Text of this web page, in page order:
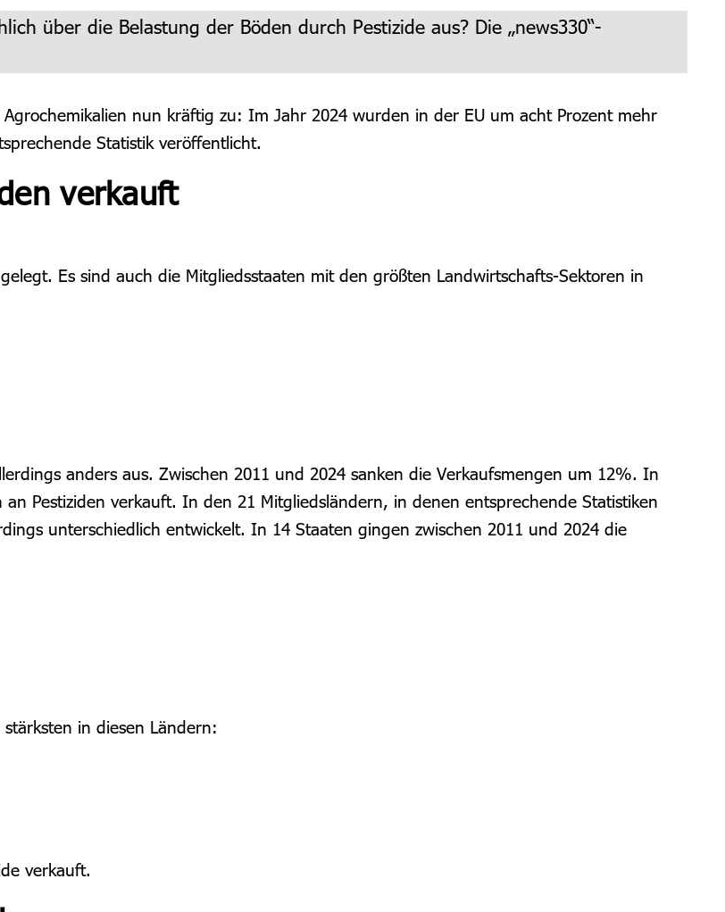
über die Belastung der Böden durch Pestizide aus? Die „news330“-
nun kräftig zu: Im Jahr 2024 wurden in der EU um acht Prozent mehr
Statistik veröffentlicht.
verkauft
Es sind auch die Mitgliedsstaaten mit den größten Landwirtschafts-Sektoren in
anders aus. Zwischen 2011 und 2024 sanken die Verkaufsmengen um 12%. In
Pestiziden verkauft. In den 21 Mitgliedsländern, in denen entsprechende Statistiken
unterschiedlich entwickelt. In 14 Staaten gingen zwischen 2011 und 2024 die
in diesen Ländern:
verkauft.